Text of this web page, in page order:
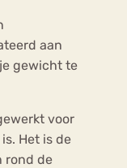
aan
gewicht te
voor
Het is de
rond de